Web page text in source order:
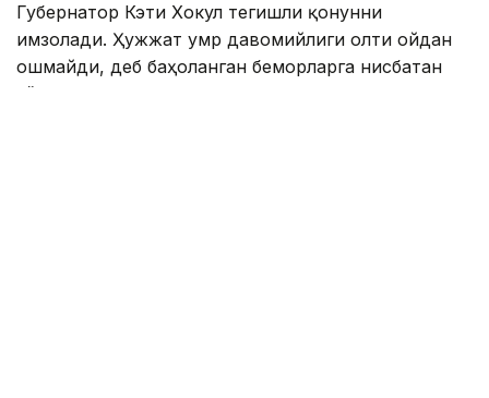
Губернатор Кэти Хокул тегишли қонунни
имзолади. Ҳужжат умр давомийлиги олти ойдан
ошмайди, деб баҳоланган беморларга нисбатан
қўлланилади.